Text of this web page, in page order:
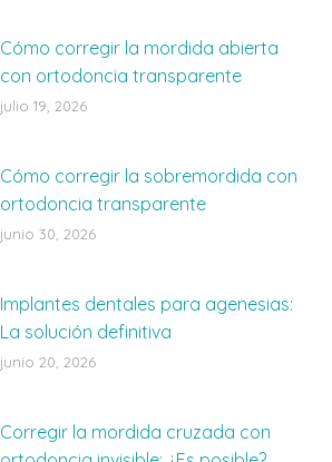
Cómo corregir la mordida abierta
con ortodoncia transparente
julio 19, 2026
Cómo corregir la sobremordida con
ortodoncia transparente
junio 30, 2026
Implantes dentales para agenesias:
La solución definitiva
junio 20, 2026
Corregir la mordida cruzada con